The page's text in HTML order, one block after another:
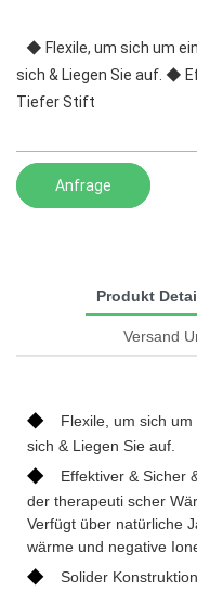
◆ Flexile, um sich um
sich & Liegen Sie auf. ◆
Tiefer Stift
Anfrage
Produkt
Versand
◆
Flexile, um sich
sich & Liegen Sie auf.
◆
Effektiver & Sicher
der therapeuti scher
Verfügt über natürliche
wärme und negative
◆
Solider